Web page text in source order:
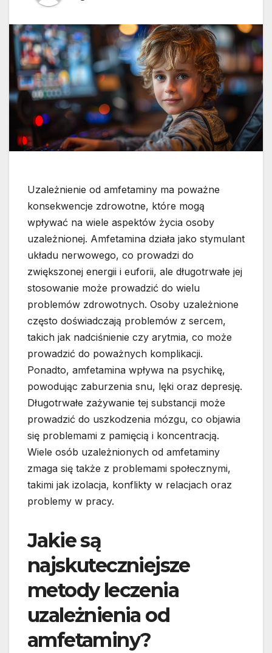
Uzależnienie od amfetaminy ma poważne
konsekwencje zdrowotne, które mogą
wpływać na wiele aspektów życia osoby
uzależnionej. Amfetamina działa jako stymulant
układu nerwowego, co prowadzi do
zwiększonej energii i euforii, ale długotrwałe jej
stosowanie może prowadzić do wielu
problemów zdrowotnych. Osoby uzależnione
często doświadczają problemów z sercem,
takich jak nadciśnienie czy arytmia, co może
prowadzić do poważnych komplikacji.
Ponadto, amfetamina wpływa na psychikę,
powodując zaburzenia snu, lęki oraz depresję.
Długotrwałe zażywanie tej substancji może
prowadzić do uszkodzenia mózgu, co objawia
się problemami z pamięcią i koncentracją.
Wiele osób uzależnionych od amfetaminy
zmaga się także z problemami społecznymi,
takimi jak izolacja, konflikty w relacjach oraz
problemy w pracy.
Jakie są
najskuteczniejsze
metody leczenia
uzależnienia od
amfetaminy?